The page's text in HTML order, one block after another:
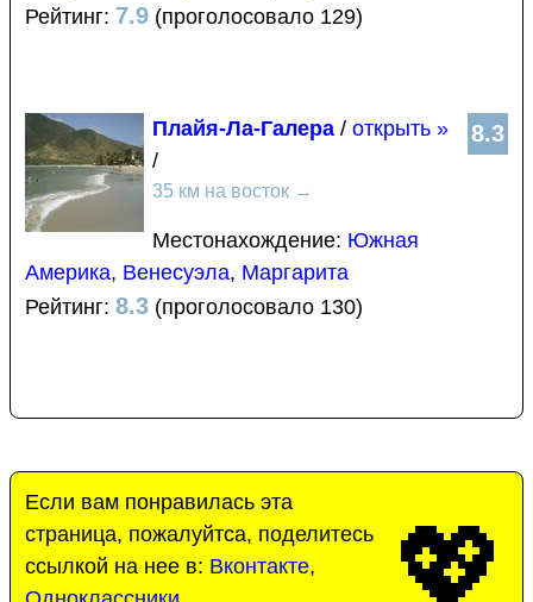
Рейтинг: 7.9 (проголосовало 129)
8.3
Плайя-Ла-Галера / открыть »
/
35 км на восток →
Местонахождение: Южная
Америка, Венесуэла, Маргарита
Рейтинг: 8.3 (проголосовало 130)
💖
Если вам понравилась эта
страница, пожалуйтса, поделитесь
ссылкой на нее в: Вконтакте,